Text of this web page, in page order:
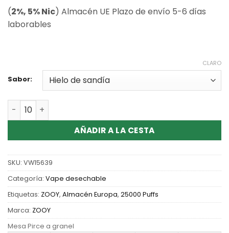
(2%, 5% Nic) Almacén UE Plazo de envío 5-6 días
laborables
Sabor:
CLARO
Cantidad Wholesale ZOOY Blaze 25k Disposable Vape
AÑADIR A LA CESTA
SKU: VW15639
Categoría: Vape desechable
Etiquetas: ZOOY, Almacén Europa, 25000 Puffs
Marca: ZOOY
Mesa Pirce a granel